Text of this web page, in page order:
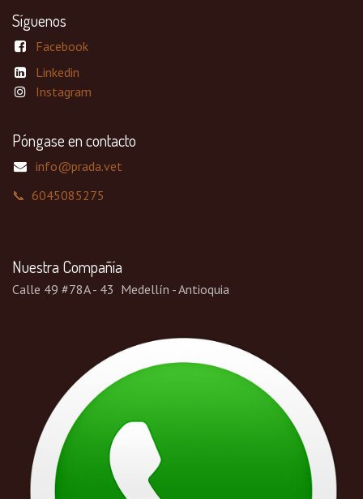
Síguenos
Facebook
Linkedin
Instagram
Póngase en contacto
info@prada.vet
📞 6045085275
Nuestra Compañía
Calle 49 #78A - 43 Medellín - Antioquia